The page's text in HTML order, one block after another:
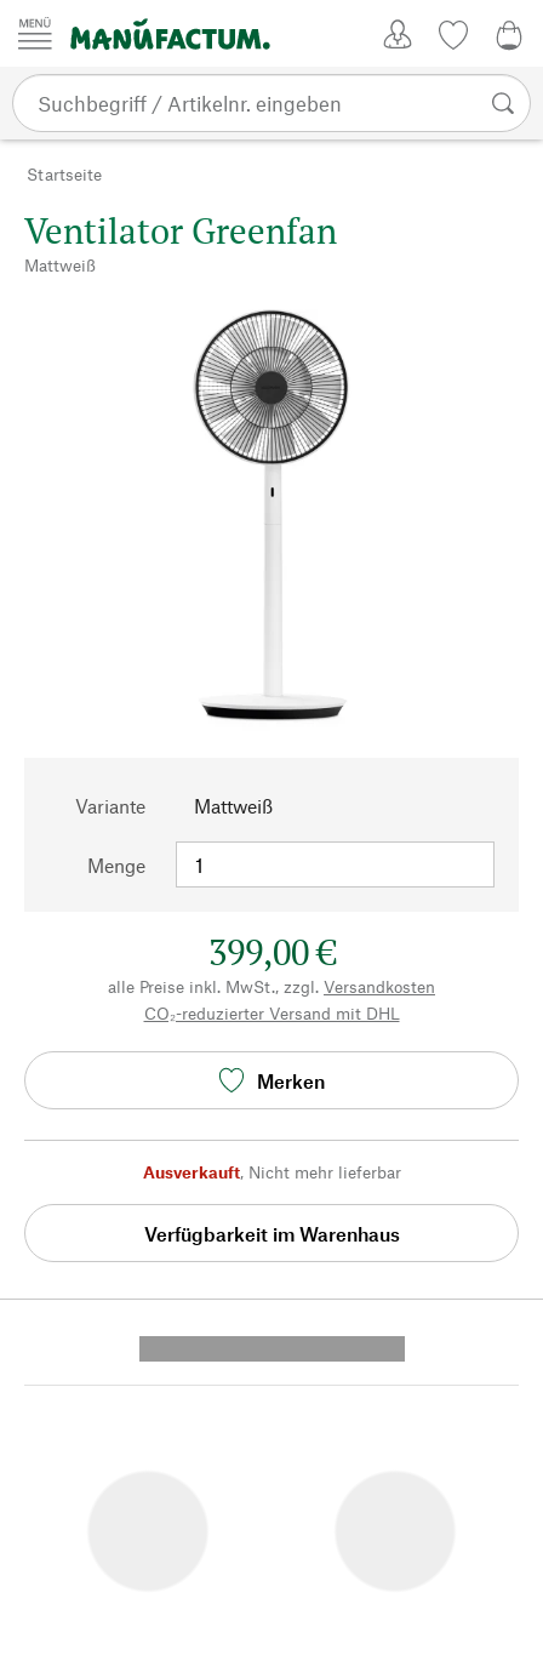
Zum Inhalt springen
Startseite
Ventilator Greenfan
Mattweiß
Variante Mattweiß
Menge
399,00 €
alle Preise inkl. MwSt., zzgl. Versandkosten
CO₂-reduzierter Versand mit DHL
Merken
Ausverkauft, Nicht mehr lieferbar
Verfügbarkeit im Warenhaus